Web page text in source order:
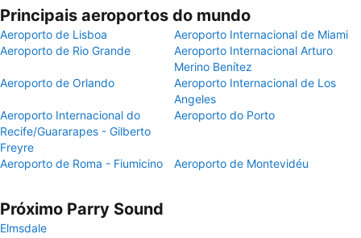
Principais aeroportos do mundo
Aeroporto de Lisboa
Aeroporto Internacional de Miami
Aeroporto de Rio Grande
Aeroporto Internacional Arturo
Merino Benítez
Aeroporto de Orlando
Aeroporto Internacional de Los
Angeles
Aeroporto Internacional do
Recife/Guararapes - Gilberto
Freyre
Aeroporto do Porto
Aeroporto de Roma - Fiumicino Aeroporto de Montevidéu
Próximo Parry Sound
Elmsdale